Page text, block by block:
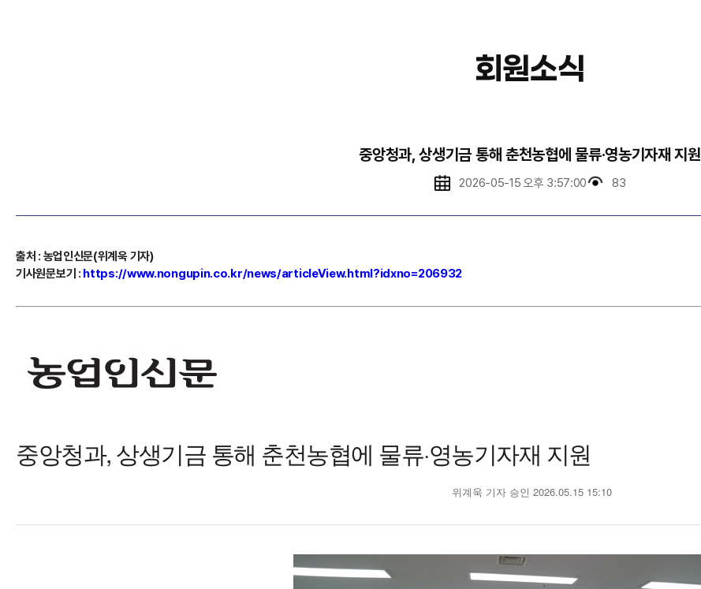
회원소식
중앙청과, 상생기금 통해 춘천농협에 물류·영농기자재 지원
2026-05-15 오후 3:57:00 83
출처 : 농업인신문(위계욱 기자)
기사원문보기 : https://www.nongupin.co.kr/news/articleView.html?idxno=206932
중앙청과, 상생기금 통해 춘천농협에 물류·영농기자재 지원
위계욱 기자승인 2026.05.15 15:10